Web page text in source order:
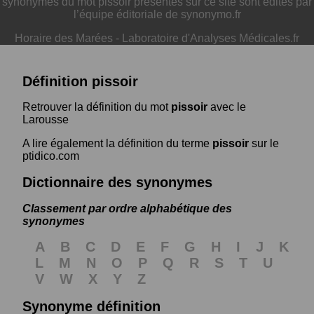
l’équipe éditoriale de synonymo.fr
Horaire des Marées - Laboratoire d'Analyses Médicales.fr
Définition pissoir
Retrouver la définition du mot pissoir avec le
Larousse
A lire également la définition du terme pissoir sur le
ptidico.com
Dictionnaire des synonymes
Classement par ordre alphabétique des
synonymes
A B C D E F G H I J
K
L
M N O P Q R S T
U
V
W X Y
Z
Synonyme définition